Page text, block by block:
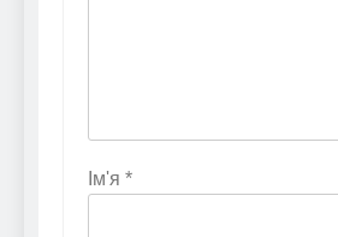
Ім'я *